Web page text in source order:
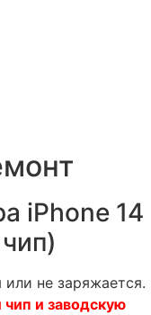
iPhone 14
не заряжается.
и заводскую